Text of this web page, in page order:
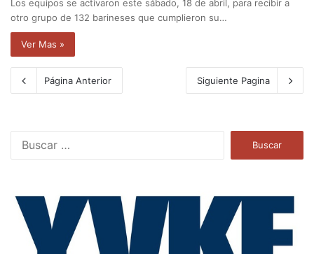
Los equipos se activaron este sábado, 18 de abril, para recibir a
otro grupo de 132 barineses que cumplieron su…
Ver Mas »
Página Anterior Siguiente Pagina
a